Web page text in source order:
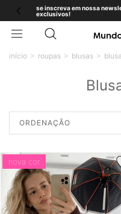
se inscreva em nossa
exclusivos!
início roupas blusas
nova cor